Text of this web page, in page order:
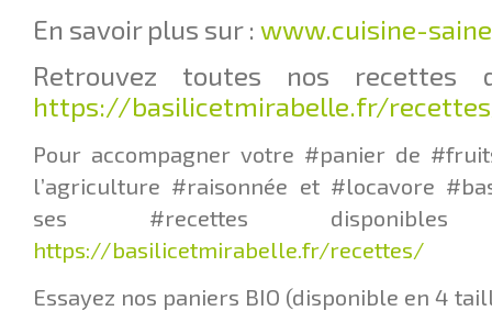
En savoir plus sur : www.cuisine-
Retrouvez toutes nos recettes
https://basilicetmirabelle.fr/
Pour accompagner votre #panier de
l’agriculture #raisonnée et #locavore
ses #recettes
https://basilicetmirabelle.fr/recettes/
Essayez nos paniers BIO (disponible en 4